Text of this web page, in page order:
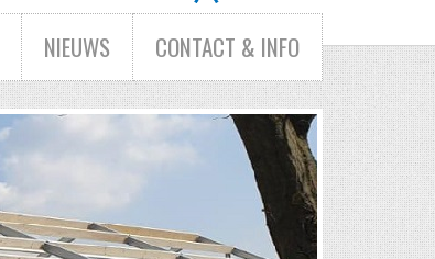
NIEUWS CONTACT & INFO